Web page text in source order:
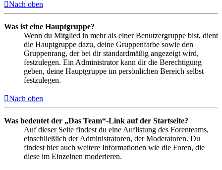
Nach oben
Was ist eine Hauptgruppe?
Wenn du Mitglied in mehr als einer Benutzergruppe bist, dient
die Hauptgruppe dazu, deine Gruppenfarbe sowie den
Gruppenrang, der bei dir standardmäßig angezeigt wird,
festzulegen. Ein Administrator kann dir die Berechtigung
geben, deine Hauptgruppe im persönlichen Bereich selbst
festzulegen.
Nach oben
Was bedeutet der „Das Team“-Link auf der Startseite?
Auf dieser Seite findest du eine Auflistung des Forenteams,
einschließlich der Administratoren, der Moderatoren. Du
findest hier auch weitere Informationen wie die Foren, die
diese im Einzelnen moderieren.